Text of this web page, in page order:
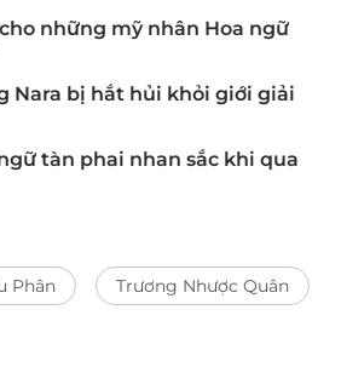
những mỹ nhân Hoa ngữ
Nara bị hắt hủi khỏi giới giải
tàn phai nhan sắc khi qua
Phân Trương Nhược Quân